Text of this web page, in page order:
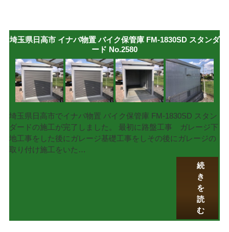
埼玉県日高市 イナバ物置 バイク保管庫 FM-1830SD スタンダ
ード No.2580
埼玉県日高市でイナバ物置 バイク保管庫 FM-1830SD スタン
ダードの施工が完了しました。 最初に路盤工事 ガレージ下
地工事をした後にガレージ基礎工事をしその後にガレージの
取り付け施工をいた…
続
き
を
読
む